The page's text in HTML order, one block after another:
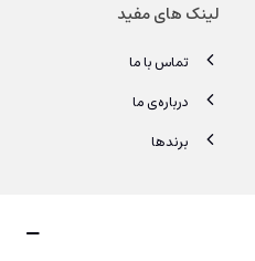
لینک های مفید
تماس با ما
درباره‌ی ما
برندها